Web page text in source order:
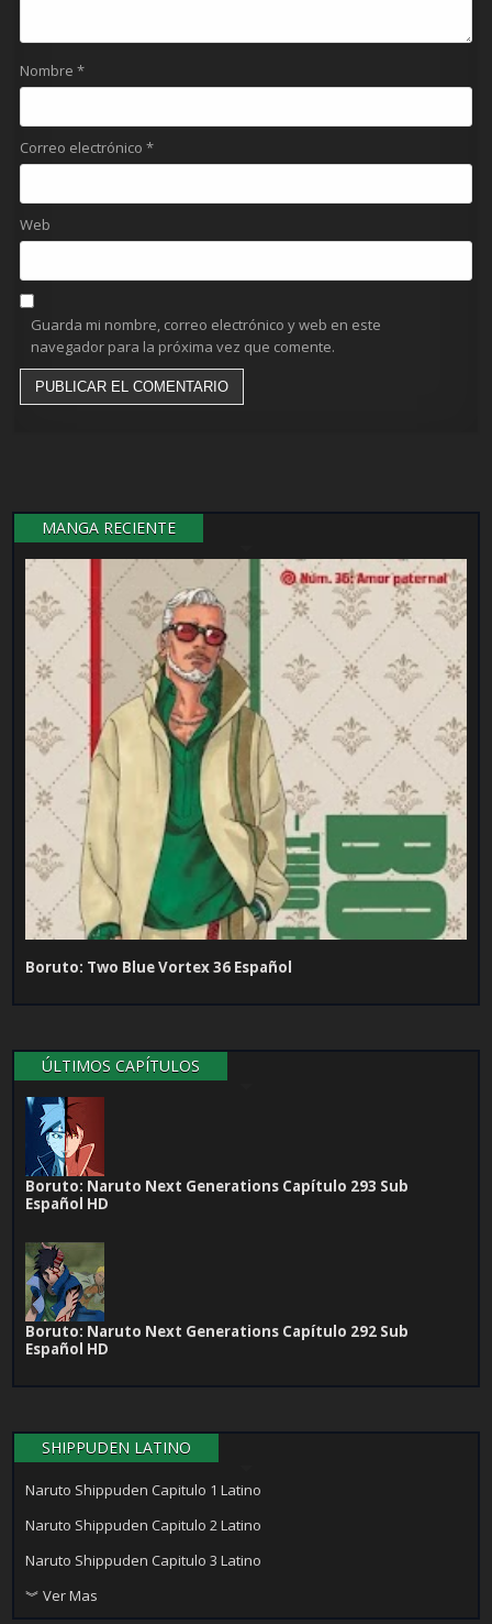
Nombre*
Correo electrónico*
Web
Guarda mi nombre, correo electrónico y web en este
navegador para la próxima vez que comente.
MANGA RECIENTE
Boruto: Two Blue Vortex 36 Español
ÚLTIMOS CAPÍTULOS
Boruto: Naruto Next Generations Capítulo 293 Sub
Español HD
Boruto: Naruto Next Generations Capítulo 292 Sub
Español HD
SHIPPUDEN LATINO
Naruto Shippuden Capitulo 1 Latino
Naruto Shippuden Capitulo 2 Latino
Naruto Shippuden Capitulo 3 Latino
︾ Ver Mas